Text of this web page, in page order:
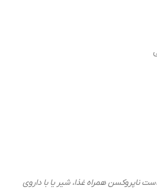
ناپروکسن همراه غذا، شیر یا با داروی